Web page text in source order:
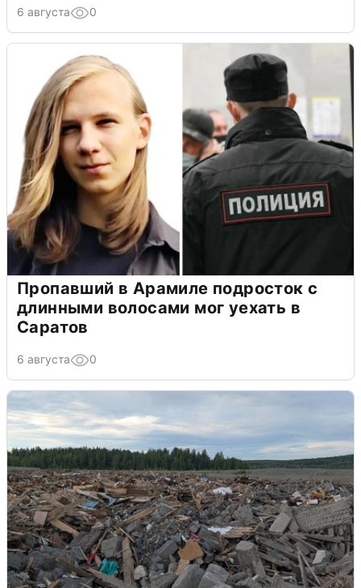
6 августа 0
Пропавший в Арамиле подросток с
длинными волосами мог уехать в
Саратов
6 августа 0